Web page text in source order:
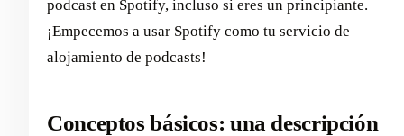
podcast en Spotify, incluso si eres un principiante.
¡Empecemos a usar Spotify como tu servicio de
alojamiento de podcasts!
Conceptos básicos: una descripción